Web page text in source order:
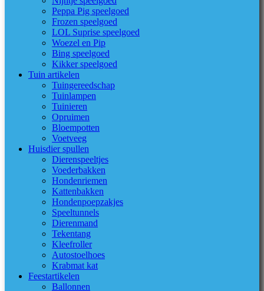
Peppa Pig speelgoed
Frozen speelgoed
LOL Suprise speelgoed
Woezel en Pip
Bing speelgoed
Kikker speelgoed
Tuin artikelen
Tuingereedschap
Tuinlampen
Tuinieren
Opruimen
Bloempotten
Voetveeg
Huisdier spullen
Dierenspeeltjes
Voederbakken
Hondenriemen
Kattenbakken
Hondenpoepzakjes
Speeltunnels
Dierenmand
Tekentang
Kleefroller
Autostoelhoes
Krabmat kat
Feestartikelen
Ballonnen